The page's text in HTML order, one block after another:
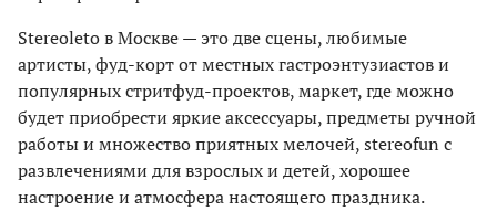
Stereoleto в Москве — это две сцены, любимые
артисты, фуд-корт от местных гастроэнтузиастов и
популярных стритфуд-проектов, маркет, где можно
будет приобрести яркие аксессуары, предметы ручной
работы и множество приятных мелочей, stereofun с
развлечениями для взрослых и детей, хорошее
настроение и атмосфера настоящего праздника.